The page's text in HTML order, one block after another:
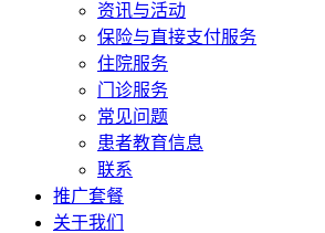
资讯与活动
保险与直接支付服务
住院服务
门诊服务
常见问题
患者教育信息
联系
推广套餐
关于我们